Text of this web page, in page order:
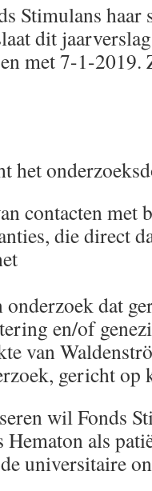
Stimulans haar
dit
met 7-1-2019.
het
contacten met
die direct
onderzoek dat
en/of
van
gericht op
wil Fonds
Hematon als
universitaire